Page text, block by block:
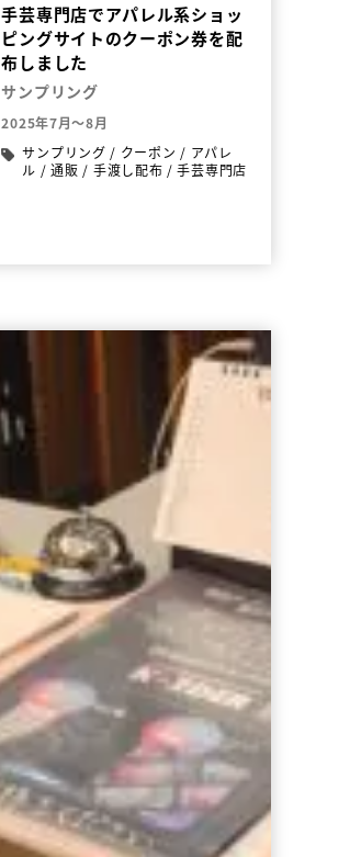
手芸専門店でアパレル系ショッ
ピングサイトのクーポン券を配
布しました
サンプリング
2025年7月～8月
サンプリング / クーポン / アパレ
ル /通販 / 手渡し配布 /手芸専門店